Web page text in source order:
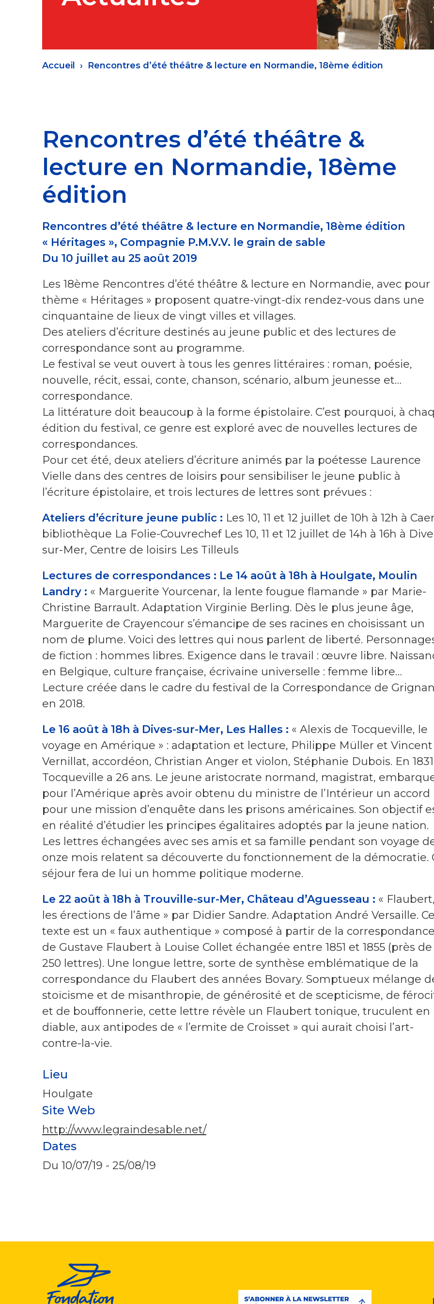
Fil
Accueil Rencontres d’été théâtre & lecture en Normandie, 18ème édition
Rencontres d’été théâtre &
lecture en Normandie, 18ème
édition
Rencontres d’été théâtre & lecture en Normandie, 18ème édition
« Héritages », Compagnie P.M.V.V. le grain de sable
Du 10 juillet au 25 août 2019
Les 18ème Rencontres d’été théâtre & lecture en Normandie, avec pour
thème « Héritages » proposent quatre-vingt-dix rendez-vous dans une
cinquantaine de lieux de vingt villes et villages.
Des ateliers d’écriture destinés au jeune public et des lectures de
correspondance sont au programme.
Le festival se veut ouvert à tous les genres littéraires : roman, poésie,
nouvelle, récit, essai, conte, chanson, scénario, album jeunesse et…
correspondance.
La littérature doit beaucoup à la forme épistolaire. C’est pourquoi, à
édition du festival, ce genre est exploré avec de nouvelles lectures de
correspondances.
Pour cet été, deux ateliers d’écriture animés par la poétesse Laurence
Vielle dans des centres de loisirs pour sensibiliser le jeune public à
l’écriture épistolaire, et trois lectures de lettres sont prévues :
Ateliers d’écriture jeune public : Les 10, 11 et 12 juillet de 10h à 12h à
bibliothèque La Folie-Couvrechef Les 10, 11 et 12 juillet de 14h à 16h à
sur-Mer, Centre de loisirs Les Tilleuls
Lectures de correspondances : Le 14 août à 18h à Houlgate, Moulin
Landry : « Marguerite Yourcenar, la lente fougue flamande » par Marie-
Christine Barrault. Adaptation Virginie Berling. Dès le plus jeune âge,
Marguerite de Crayencour s’émancipe de ses racines en choisissant un
nom de plume. Voici des lettres qui nous parlent de liberté.
de fiction : hommes libres. Exigence dans le travail : œuvre libre.
en Belgique, culture française, écrivaine universelle : femme libre…
Lecture créée dans le cadre du festival de la Correspondance de
en 2018.
Le 16 août à 18h à Dives-sur-Mer, Les Halles : « Alexis de Tocqueville, le
voyage en Amérique » : adaptation et lecture, Philippe Müller et Vincent
Vernillat, accordéon, Christian Anger et violon, Stéphanie Dubois. En
Tocqueville a 26 ans. Le jeune aristocrate normand, magistrat,
pour l’Amérique après avoir obtenu du ministre de l’Intérieur un accord
pour une mission d’enquête dans les prisons américaines. Son objectif
en réalité d’étudier les principes égalitaires adoptés par la jeune nation.
Les lettres échangées avec ses amis et sa famille pendant son voyage
onze mois relatent sa découverte du fonctionnement de la démocratie.
séjour fera de lui un homme politique moderne.
Le 22 août à 18h à Trouville-sur-Mer, Château d’Aguesseau : «
les érections de l’âme » par Didier Sandre. Adaptation André Versaille.
texte est un « faux authentique » composé à partir de la
de Gustave Flaubert à Louise Collet échangée entre 1851 et 1855 (près de
250 lettres). Une longue lettre, sorte de synthèse emblématique de la
correspondance du Flaubert des années Bovary. Somptueux mélange
stoïcisme et de misanthropie, de générosité et de scepticisme, de
et de bouffonnerie, cette lettre révèle un Flaubert tonique, truculent en
diable, aux antipodes de « l’ermite de Croisset » qui aurait choisi l’art-
contre-la-vie.
Lieu
Houlgate
Site Web
http://www.legraindesable.net/
Dates
Du 10/07/19 - 25/08/19